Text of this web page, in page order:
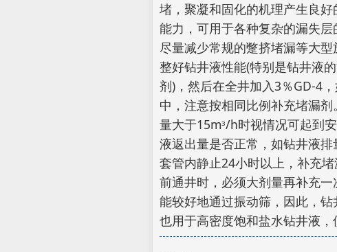
堵，聚凝和固化的机理产生良
能力，可用于各种复杂的漏失
尽量减少常规的蹩挤堵漏等大
整好钻井液性能(特别是钻井液
剂)，然后在全井加入3％GD-4
中，注意按相同比例补充堵漏
量大于15mᶟ/h时视情况可起到
液返出量是否正常，如钻井液
套管内静止24小时以上，补充
前通井时，必须大剂量再补充
能较好地通过振动筛，因此，
也用于高密度饱和盐水钻井液，